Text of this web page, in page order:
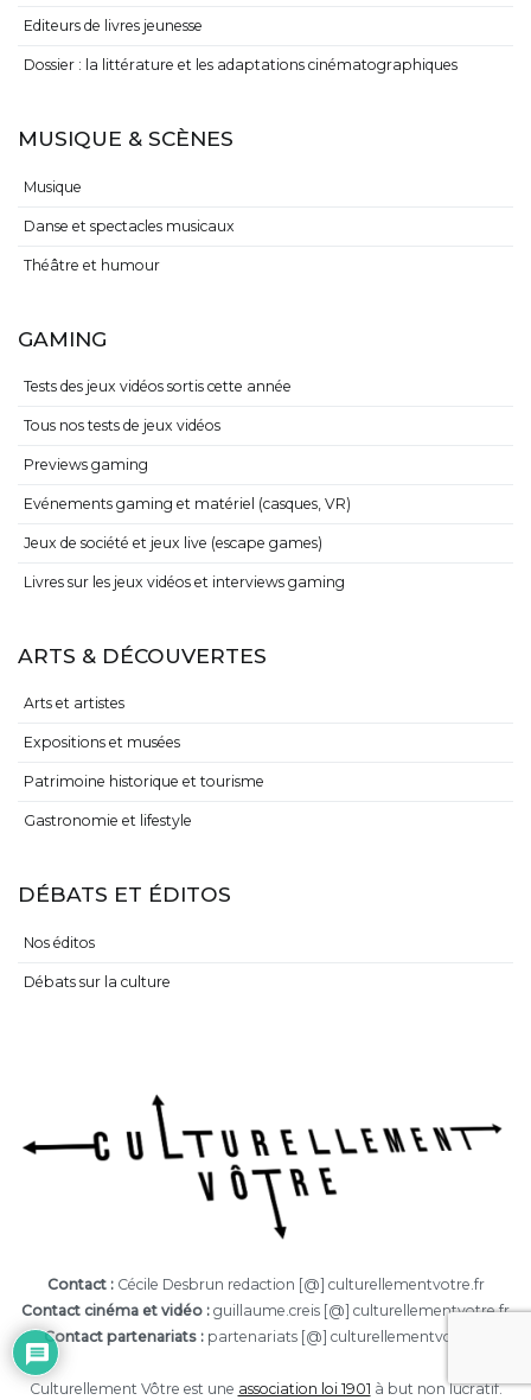
Editeurs de livres jeunesse
Dossier : la littérature et les adaptations cinématographiques
MUSIQUE & SCÈNES
Musique
Danse et spectacles musicaux
Théâtre et humour
GAMING
Tests des jeux vidéos sortis cette année
Tous nos tests de jeux vidéos
Previews gaming
Evénements gaming et matériel (casques, VR)
Jeux de société et jeux live (escape games)
Livres sur les jeux vidéos et interviews gaming
ARTS & DÉCOUVERTES
Arts et artistes
Expositions et musées
Patrimoine historique et tourisme
Gastronomie et lifestyle
DÉBATS ET ÉDITOS
Nos éditos
Débats sur la culture
Contact :Cécile Desbrun redaction [@] culturellementvotre.fr
Contact cinéma et vidéo : guillaume.creis [@] culturellementvotre.fr
Contact partenariats : partenariats [@] culturellementvotre.fr
Culturellement Vôtre est une association loi 1901 à but non lucratif.